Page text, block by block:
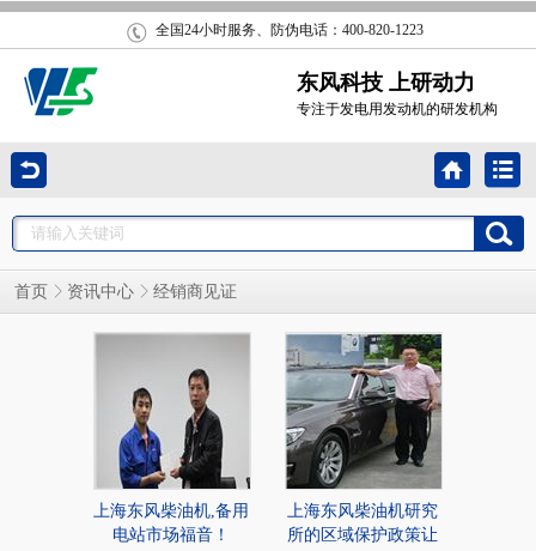
全国24小时服务、防伪电话：400-820-1223
东风科技 上研动力
专注于发电用发动机的研发机构
首页 资讯中心 经销商见证
上海东风柴油机,备用
电站市场福音！
上海东风柴油机研究
所的区域保护政策让